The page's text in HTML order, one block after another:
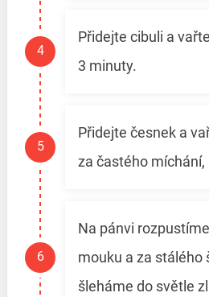
Přidejte cibuli a
3 minuty.
Přidejte česnek a
za častého míchání,
Na pánvi
mouku a za stálého
šleháme do světle